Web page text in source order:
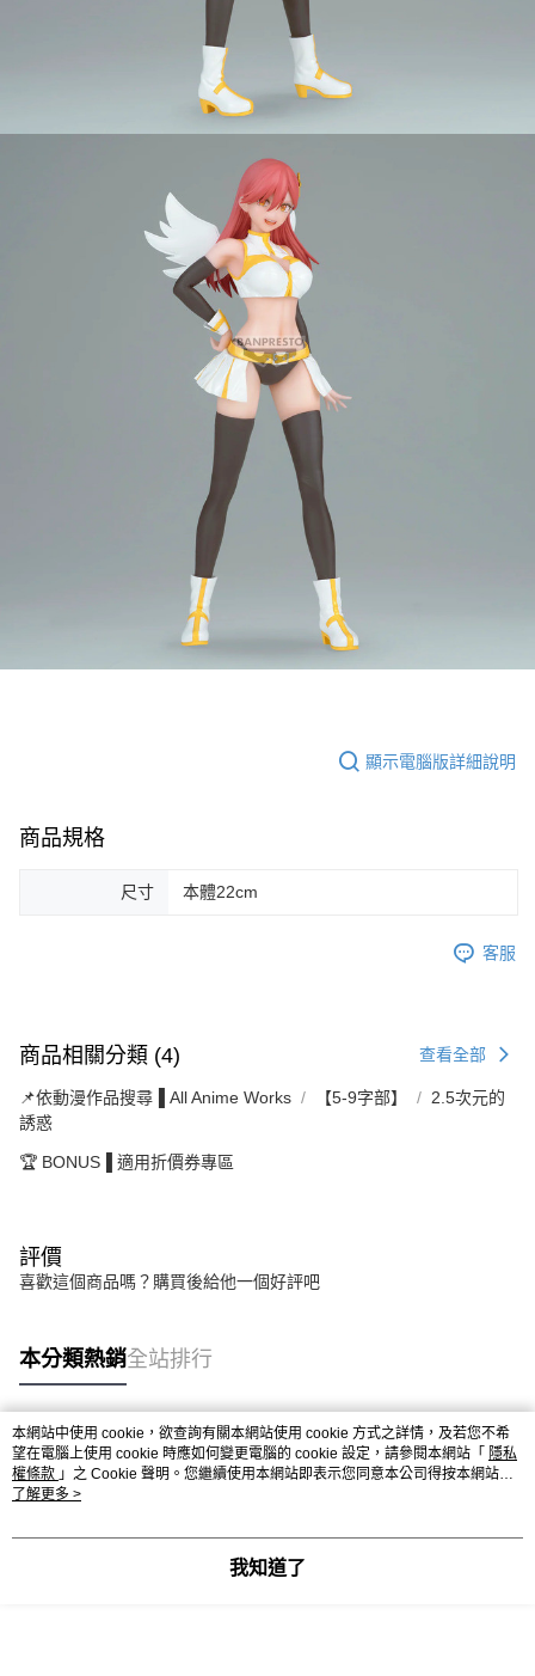
顯示電腦版詳細說明
商品規格
尺寸 本體22cm
客服
商品相關分類 (4) 查看全部
📌依動漫作品搜尋▐ All Anime Works 【5-9字部】
2.5次元的
誘惑
🏆 BONUS▐ 適用折價券專區
評價
喜歡這個商品嗎？購買後給他一個好評吧
本分類熱銷全站排行
熱門標籤
本網站中使用 cookie，欲查詢有關本網站使用 cookie 方式之詳情，及若您不希
望在電腦上使用 cookie 時應如何變更電腦的 cookie 設定，請參閱本網站「 隱私
權條款 」之 Cookie 聲明。您繼續使用本網站即表示您同意本公司得按本網站使
用條款之 Cookie 聲明使用 cookie。
了解更多 >
我知道了